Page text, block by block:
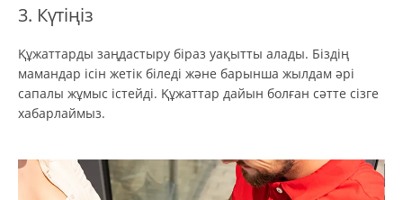
3. Күтіңіз
Құжаттарды заңдастыру біраз уақытты алады. Біздің
мамандар ісін жетік біледі және барынша жылдам әрі
сапалы жұмыс істейді. Құжаттар дайын болған сәтте сізге
хабарлаймыз.